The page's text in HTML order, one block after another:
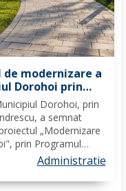
modernizare a
Dorohoi prin
Dorohoi, prin
a semnat
„Modernizare
prin Programul
de investiții 3. Nord-
Administratie